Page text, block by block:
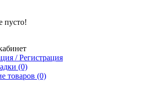
пусто!
/ Регистрация
(0)
товаров (0)